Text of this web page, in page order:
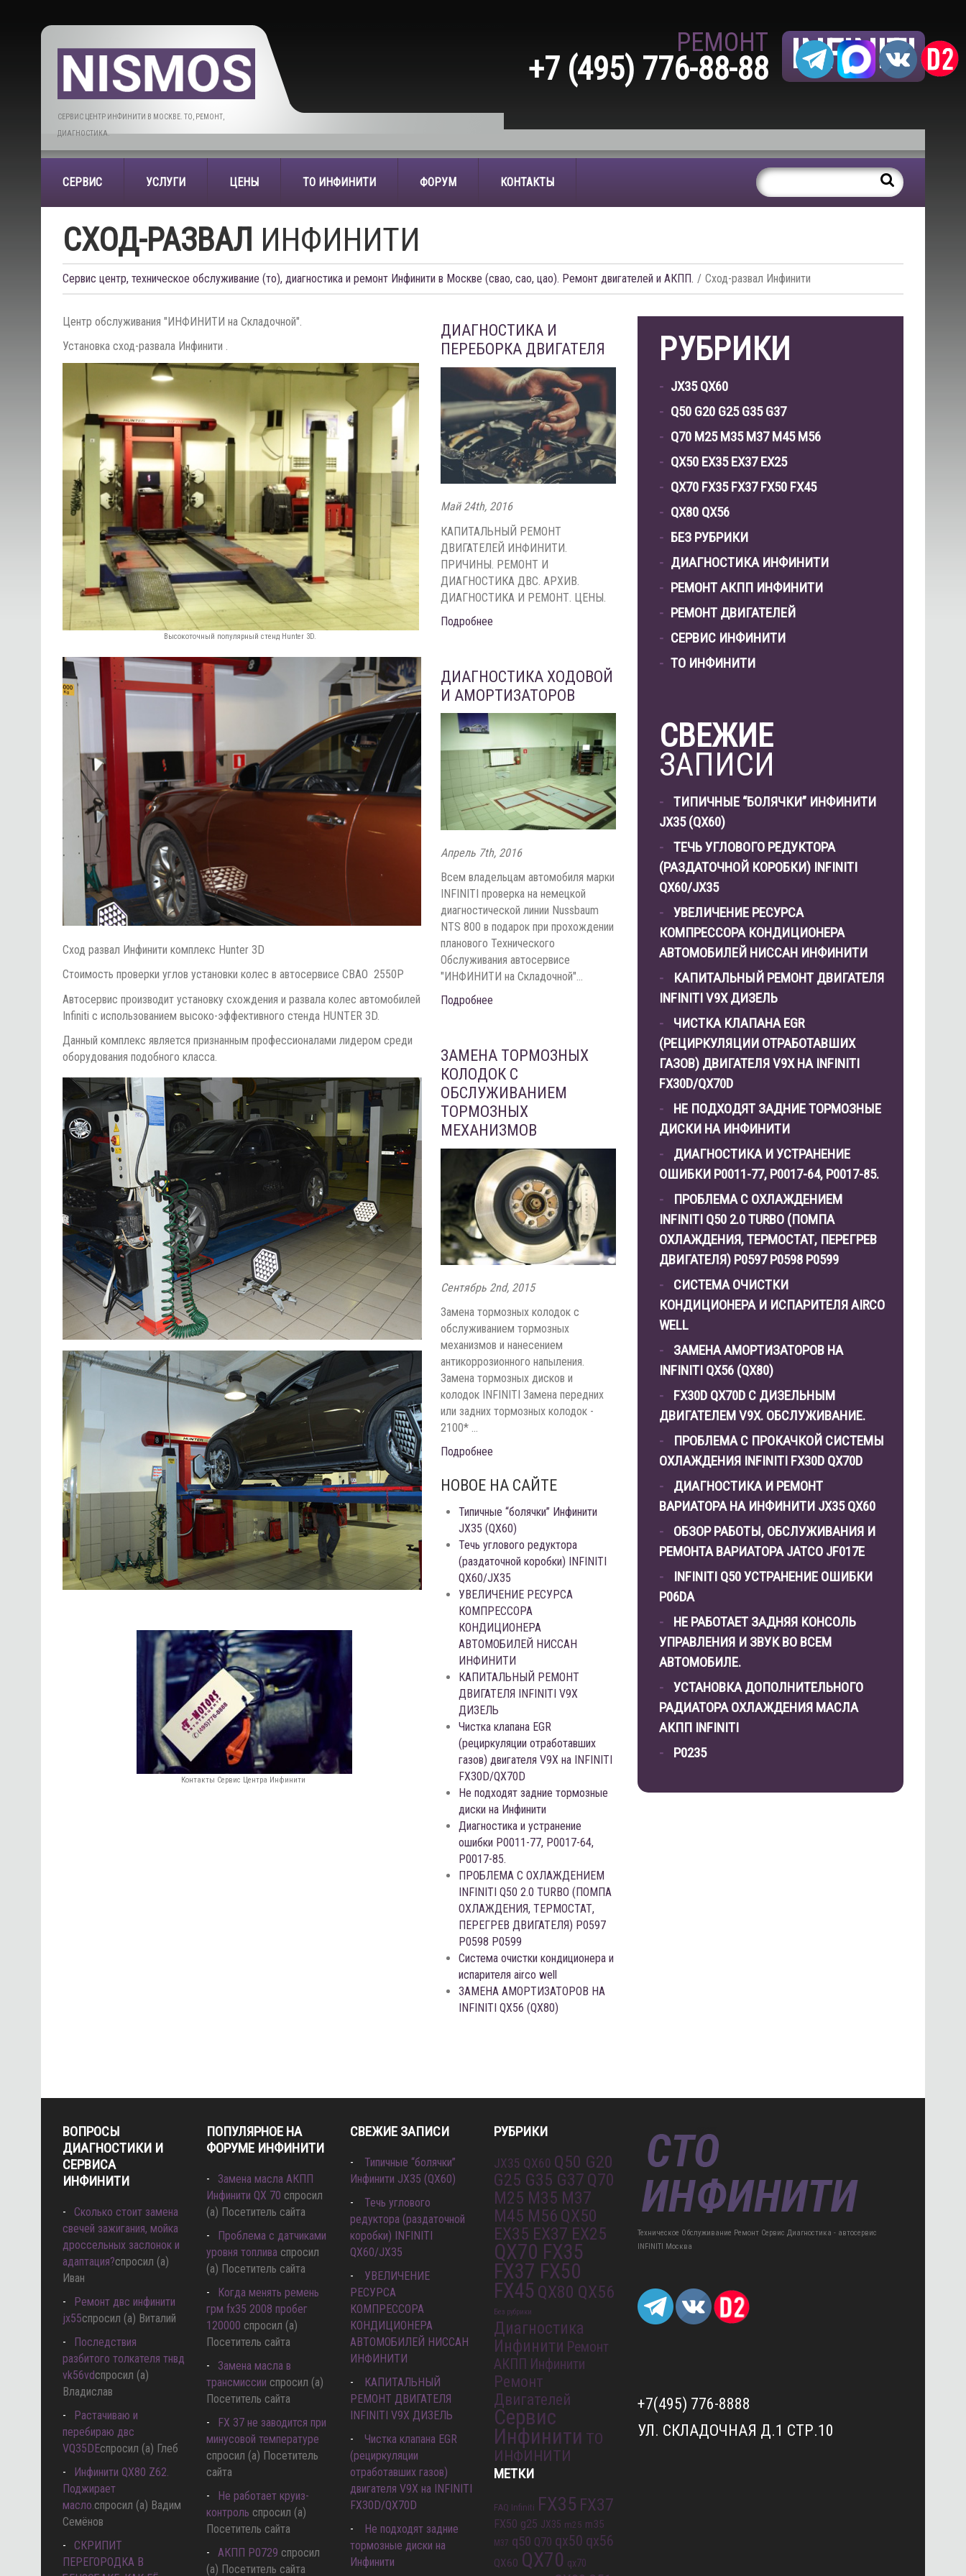
СЕРВИС ЦЕНТР ИНФИНИТИ В МОСКВЕ. ТО, РЕМОНТ,
ДИАГНОСТИКА.
INFINITI
РЕМОНТ
+7 (495) 776-88-88
СЕРВИС УСЛУГИ ЦЕНЫ ТО ИНФИНИТИ ФОРУМ КОНТАКТЫ
СХОД-РАЗВАЛ ИНФИНИТИ
Сервис центр, техническое обслуживание (то), диагностика и ремонт Инфинити в Москве (свао, сао, цао). Ремонт двигателей и АКПП. Сход-развал Инфинити
Центр обслуживания "ИНФИНИТИ на Складочной".
Установка сход-развала Инфинити .
Высокоточный популярный стенд Hunter 3D.
Сход развал Инфинити комплекс Hunter 3D
Стоимость проверки углов установки колес в автосервисе СВАО 2550P
Автосервис производит установку схождения и развала колес автомобилей
Infiniti с использованием высоко-эффективного стенда HUNTER 3D.
Данный комплекс является признанным профессионалами лидером среди
оборудования подобного класса.
Контакты Сервис Центра Инфинити
ДИАГНОСТИКА И
ПЕРЕБОРКА ДВИГАТЕЛЯ
Май 24th, 2016
КАПИТАЛЬНЫЙ РЕМОНТ
ДВИГАТЕЛЕЙ ИНФИНИТИ.
ПРИЧИНЫ. РЕМОНТ И
ДИАГНОСТИКА ДВС. АРХИВ.
ДИАГНОСТИКА И РЕМОНТ. ЦЕНЫ.
Подробнее
ДИАГНОСТИКА ХОДОВОЙ
И АМОРТИЗАТОРОВ
Апрель 7th, 2016
Всем владельцам автомобиля марки
INFINITI проверка на немецкой
диагностической линии Nussbaum
NTS 800 в подарок при прохождении
планового Технического
Обслуживания автосервисе
"ИНФИНИТИ на Складочной"...
Подробнее
ЗАМЕНА ТОРМОЗНЫХ
КОЛОДОК С
ОБСЛУЖИВАНИЕМ
ТОРМОЗНЫХ
МЕХАНИЗМОВ
Сентябрь 2nd, 2015
Замена тормозных колодок с
обслуживанием тормозных
механизмов и нанесением
антикоррозионного напыления.
Замена тормозных дисков и
колодок INFINITI Замена передних
или задних тормозных колодок -
2100* ...
Подробнее
НОВОЕ НА САЙТЕ
Типичные “болячки” Инфинити
JX35 (QX60)
Течь углового редуктора
(раздаточной коробки) INFINITI
QX60/JX35
УВЕЛИЧЕНИЕ РЕСУРСА
КОМПРЕССОРА
КОНДИЦИОНЕРА
АВТОМОБИЛЕЙ НИССАН
ИНФИНИТИ
КАПИТАЛЬНЫЙ РЕМОНТ
ДВИГАТЕЛЯ INFINITI V9X
ДИЗЕЛЬ
Чистка клапана EGR
(рециркуляции отработавших
газов) двигателя V9X на INFINITI
FX30D/QX70D
Не подходят задние тормозные
диски на Инфинити
Диагностика и устранение
ошибки Р0011-77, P0017-64,
P0017-85.
ПРОБЛЕМА С ОХЛАЖДЕНИЕМ
INFINITI Q50 2.0 TURBO (ПОМПА
ОХЛАЖДЕНИЯ, ТЕРМОСТАТ,
ПЕРЕГРЕВ ДВИГАТЕЛЯ) P0597
P0598 P0599
Система очистки кондиционера и
испарителя airco well
ЗАМЕНА АМОРТИЗАТОРОВ НА
INFINITI QX56 (QX80)
РУБРИКИ
JX35 QX60
Q50 G20 G25 G35 G37
Q70 M25 M35 M37 M45 M56
QX50 EX35 EX37 EX25
QX70 FX35 FX37 FX50 FX45
QX80 QX56
БЕЗ РУБРИКИ
ДИАГНОСТИКА ИНФИНИТИ
РЕМОНТ АКПП ИНФИНИТИ
РЕМОНТ ДВИГАТЕЛЕЙ
СЕРВИС ИНФИНИТИ
ТО ИНФИНИТИ
СВЕЖИЕ
ЗАПИСИ
ТИПИЧНЫЕ “БОЛЯЧКИ” ИНФИНИТИ
JX35 (QX60)
ТЕЧЬ УГЛОВОГО РЕДУКТОРА
(РАЗДАТОЧНОЙ КОРОБКИ) INFINITI
QX60/JX35
УВЕЛИЧЕНИЕ РЕСУРСА
КОМПРЕССОРА КОНДИЦИОНЕРА
АВТОМОБИЛЕЙ НИССАН ИНФИНИТИ
КАПИТАЛЬНЫЙ РЕМОНТ ДВИГАТЕЛЯ
INFINITI V9X ДИЗЕЛЬ
ЧИСТКА КЛАПАНА EGR
(РЕЦИРКУЛЯЦИИ ОТРАБОТАВШИХ
ГАЗОВ) ДВИГАТЕЛЯ V9X НА INFINITI
FX30D/QX70D
НЕ ПОДХОДЯТ ЗАДНИЕ ТОРМОЗНЫЕ
ДИСКИ НА ИНФИНИТИ
ДИАГНОСТИКА И УСТРАНЕНИЕ
ОШИБКИ Р0011-77, P0017-64, P0017-85.
ПРОБЛЕМА С ОХЛАЖДЕНИЕМ
INFINITI Q50 2.0 TURBO (ПОМПА
ОХЛАЖДЕНИЯ, ТЕРМОСТАТ, ПЕРЕГРЕВ
ДВИГАТЕЛЯ) P0597 P0598 P0599
СИСТЕМА ОЧИСТКИ
КОНДИЦИОНЕРА И ИСПАРИТЕЛЯ AIRCO
WELL
ЗАМЕНА АМОРТИЗАТОРОВ НА
INFINITI QX56 (QX80)
FX30D QX70D С ДИЗЕЛЬНЫМ
ДВИГАТЕЛЕМ V9X. ОБСЛУЖИВАНИЕ.
ПРОБЛЕМА С ПРОКАЧКОЙ СИСТЕМЫ
ОХЛАЖДЕНИЯ INFINITI FX30D QX70D
ДИАГНОСТИКА И РЕМОНТ
ВАРИАТОРА НА ИНФИНИТИ JX35 QX60
ОБЗОР РАБОТЫ, ОБСЛУЖИВАНИЯ И
РЕМОНТА ВАРИАТОРА JATCO JF017E
INFINITI Q50 УСТРАНЕНИЕ ОШИБКИ
P06DA
НЕ РАБОТАЕТ ЗАДНЯЯ КОНСОЛЬ
УПРАВЛЕНИЯ И ЗВУК ВО ВСЕМ
АВТОМОБИЛЕ.
УСТАНОВКА ДОПОЛНИТЕЛЬНОГО
РАДИАТОРА ОХЛАЖДЕНИЯ МАСЛА
АКПП INFINITI
P0235
ВОПРОСЫ
ДИАГНОСТИКИ И
СЕРВИСА
ИНФИНИТИ
Сколько стоит замена
свечей зажигания, мойка
дроссельных заслонок и
адаптация?спросил (а)
Иван
Ремонт двс инфинити
jx55спросил (а) Виталий
Последствия
разбитого толкателя тнвд
vk56vdспросил (а)
Владислав
Растачиваю и
перебираю двс
VQ35DEспросил (а) Глеб
Инфинити QX80 Z62.
Поджирает
масло.спросил (а) Вадим
Семёнов
СКРИПИТ
ПЕРЕГОРОДКА В
ПОПУЛЯРНОЕ НА
ФОРУМЕ ИНФИНИТИ
Замена масла АКПП
Инфинити QX 70 спросил
(а) Посетитель сайта
Проблема с датчиками
уровня топлива спросил
(а) Посетитель сайта
Когда менять ремень
грм fx35 2008 пробег
120000 спросил (а)
Посетитель сайта
Замена масла в
трансмиссии спросил (а)
Посетитель сайта
FX 37 не заводится при
минусовой температуре
спросил (а) Посетитель
сайта
Не работает круиз-
контроль спросил (а)
Посетитель сайта
АКПП P0729 спросил
(а) Посетитель сайта
СВЕЖИЕ ЗАПИСИ
Типичные “болячки”
Инфинити JX35 (QX60)
Течь углового
редуктора (раздаточной
коробки) INFINITI
QX60/JX35
УВЕЛИЧЕНИЕ
РЕСУРСА
КОМПРЕССОРА
КОНДИЦИОНЕРА
АВТОМОБИЛЕЙ НИССАН
ИНФИНИТИ
КАПИТАЛЬНЫЙ
РЕМОНТ ДВИГАТЕЛЯ
INFINITI V9X ДИЗЕЛЬ
Чистка клапана EGR
(рециркуляции
отработавших газов)
двигателя V9X на INFINITI
FX30D/QX70D
Не подходят задние
тормозные диски на
Инфинити
РУБРИКИ
JX35 QX60 Q50 G20
G25 G35 G37 Q70
M25 M35 M37
M45 M56 QX50
EX35 EX37 EX25
QX70 FX35
FX37 FX50
FX45 QX80 QX56
Без рубрики
Диагностика
Инфинити Ремонт
АКПП Инфинити
Ремонт
Двигателей
Сервис
Инфинити ТО
ИНФИНИТИ
МЕТКИ
FAQ Infiniti FX35 FX37
FX50 g25 JX35 m25 m35
M37 q50 Q70 qx50 qx56
QX60 QX70 qx70
Техническое Обслуживание Ремонт Сервис Диагностика - автосервис
INFINITI Москва
+7(495) 776-8888
УЛ. СКЛАДОЧНАЯ Д.1 СТР.10